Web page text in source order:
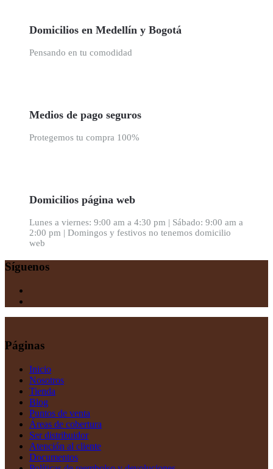
Domicilios en Medellín y Bogotá
Pensando en tu comodidad
Medios de pago seguros
Protegemos tu compra 100%
Domicilios página web
Lunes a viernes: 9:00 am a 4:30 pm | Sábado: 9:00 am a
2:00 pm | Domingos y festivos no tenemos domicilio
web
Síguenos
Páginas
Inicio
Nosotros
Tienda
Blog
Puntos de venta
Áreas de cobertura
Ser distribuidor
Atención al cliente
Documentos